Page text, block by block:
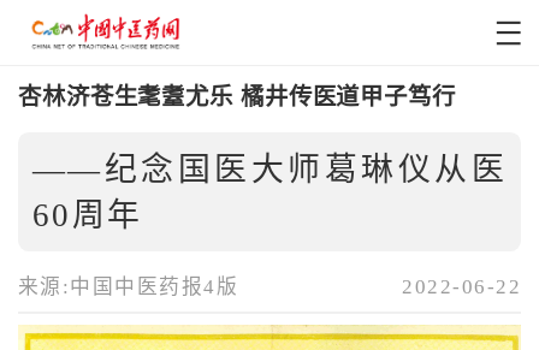
杏林济苍生耄耋尤乐 橘井传医道甲子笃行
——纪念国医大师葛琳仪从医
60周年
来源:中国中医药报4版 2022-06-22